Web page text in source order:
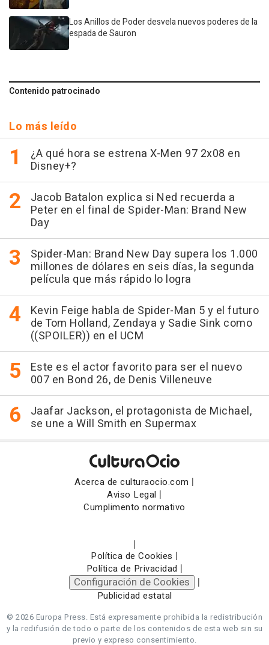
Los Anillos de Poder desvela nuevos poderes de la
espada de Sauron
Contenido patrocinado
Lo más leído
¿A qué hora se estrena X-Men 97 2x08 en
Disney+?
Jacob Batalon explica si Ned recuerda a
Peter en el final de Spider-Man: Brand New
Day
Spider-Man: Brand New Day supera los 1.000
millones de dólares en seis días, la segunda
película que más rápido lo logra
Kevin Feige habla de Spider-Man 5 y el futuro
de Tom Holland, Zendaya y Sadie Sink como
((SPOILER)) en el UCM
Este es el actor favorito para ser el nuevo
007 en Bond 26, de Denis Villeneuve
Jaafar Jackson, el protagonista de Michael,
se une a Will Smith en Supermax
Acerca de culturaocio.com |
Aviso Legal |
Cumplimento normativo
|
Política de Cookies |
Política de Privacidad |
Configuración de Cookies |
Publicidad estatal
© 2026 Europa Press. Está expresamente prohibida la redistribución
y la redifusión de todo o parte de los contenidos de esta web sin su
previo y expreso consentimiento.